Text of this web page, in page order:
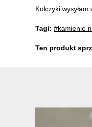
Kolczyki
Tagi: #kamienie
Ten produkt